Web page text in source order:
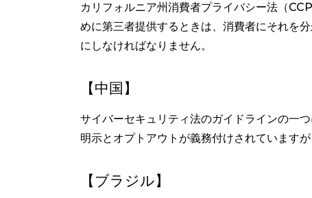
カリフォルニア州消費者プライバシー法（
めに第三者提供するときは、消費者にそれを
にしなければなりません。
【中国】
サイバーセキュリティ法のガイドラインの一
明示とオプトアウトが義務付けされています
【ブラジル】